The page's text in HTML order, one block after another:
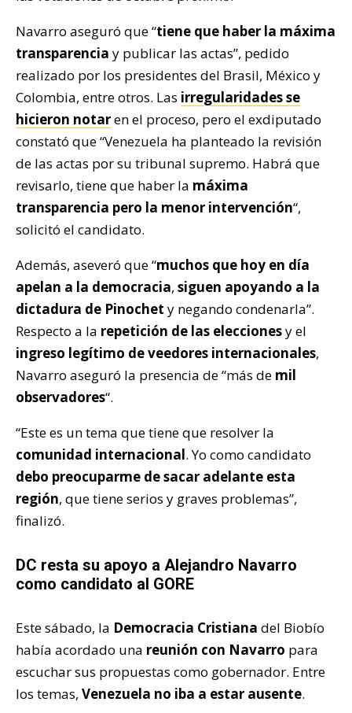
Navarro aseguró que “tiene que haber la máxima
transparencia y publicar las actas”, pedido
realizado por los presidentes del Brasil, México y
Colombia, entre otros. Las irregularidades se
hicieron notaren el proceso, pero el exdiputado
constató que “Venezuela ha planteado la revisión
de las actas por su tribunal supremo. Habrá que
revisarlo, tiene que haber la máxima
transparencia pero la menor intervención“,
solicitó el candidato.
Además, aseveró que “muchos que hoy en día
apelan a la democracia, siguen apoyando a la
dictadura de Pinochet y negando condenarla”.
Respecto a la repetición de las eleccionesy el
ingreso legítimo de veedores internacionales,
Navarro aseguró la presencia de “más de mil
observadores“.
“Este es un tema que tiene que resolver la
comunidad internacional. Yo como candidato
debo preocuparme de sacar adelante esta
región, que tiene serios y graves problemas”,
finalizó.
DC resta su apoyo a Alejandro Navarro
como candidato al GORE
Este sábado, la Democracia Cristiana del Biobío
había acordado una reunión con Navarro para
escuchar sus propuestas como gobernador. Entre
los temas, Venezuela no iba a estar ausente.